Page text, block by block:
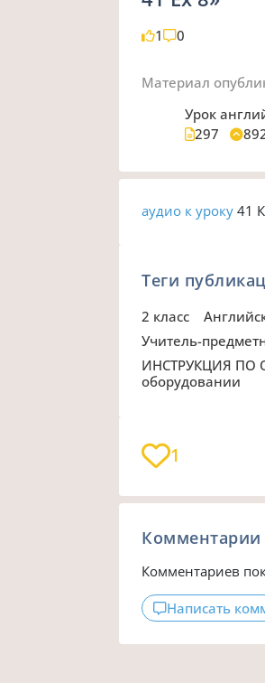
1 0
Материал
Урок
297
аудио к уроку41
Теги
2 класс
Учитель-
ИНСТРУКЦИЯ ПО ОХРАНЕ ТРУДА Для работающих на копировально - множительном
оборудовании
1
Комментарии
Комментариев
Написать